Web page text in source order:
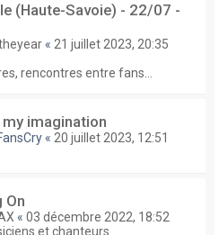
(Haute-Savoie) - 22/07 -
« 21 juillet 2023, 20:35
rencontres entre fans...
imagination
« 20 juillet 2023, 12:51
On
« 03 décembre 2022, 18:52
et chanteurs